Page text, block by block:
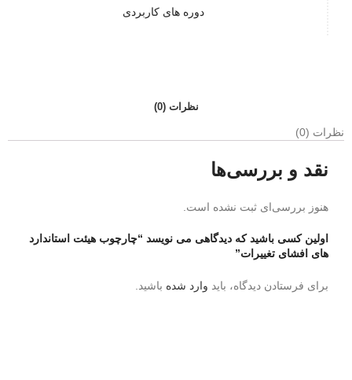
دوره های کاربردی
نظرات (0)
نظرات (0)
نقد و بررسی‌ها
هنوز بررسی‌ای ثبت نشده است.
اولین کسی باشید که دیدگاهی می نویسد “چارچوب هیئت استاندارد
های افشای تغییرات”
برای فرستادن دیدگاه، باید وارد شده باشید.